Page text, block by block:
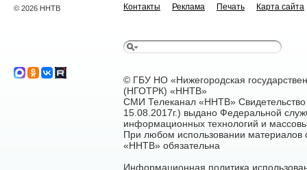
© 2026 ННТВ Контакты Реклама Печать Карта сайта
© ГБУ НО «Нижегородская
(НГОТРК) «ННТВ»
СМИ Телеканал «ННТВ»
15.08.2017г.) выдано Федеральной
информационных технологий и
При любом использовании материалов
«ННТВ» обязательна
Информационная политика